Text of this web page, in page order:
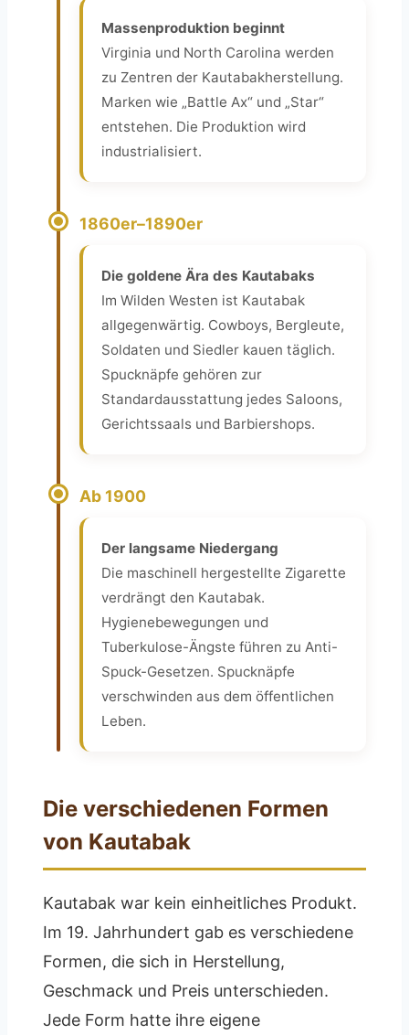
Massenproduktion beginnt
Virginia und North Carolina werden
zu Zentren der Kautabakherstellung.
Marken wie „Battle Ax“ und „Star“
entstehen. Die Produktion wird
industrialisiert.
1860er–1890er
Die goldene Ära des Kautabaks
Im Wilden Westen ist Kautabak
allgegenwärtig. Cowboys, Bergleute,
Soldaten und Siedler kauen täglich.
Spucknäpfe gehören zur
Standardausstattung jedes Saloons,
Gerichtssaals und Barbiershops.
Ab 1900
Der langsame Niedergang
Die maschinell hergestellte Zigarette
verdrängt den Kautabak.
Hygienebewegungen und
Tuberkulose-Ängste führen zu Anti-
Spuck-Gesetzen. Spucknäpfe
verschwinden aus dem öffentlichen
Leben.
Die verschiedenen Formen
von Kautabak
Kautabak war kein einheitliches Produkt.
Im 19. Jahrhundert gab es verschiedene
Formen, die sich in Herstellung,
Geschmack und Preis unterschieden.
Jede Form hatte ihre eigene